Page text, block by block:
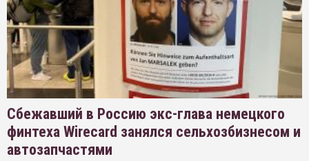
Сбежавший в Россию экс-глава немецкого
финтеха Wirecard занялся сельхозбизнесом и
автозапчастями